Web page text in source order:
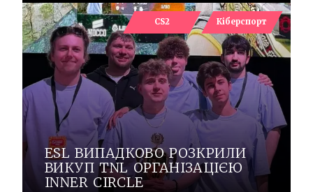
CS2 Кіберспорт
ESL ВИПАДКОВО РОЗКРИЛИ
ВИКУП TNL ОРГАНІЗАЦІЄЮ
INNER CIRCLE